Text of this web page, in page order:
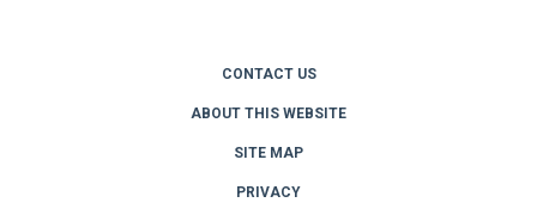
CONTACT US
ABOUT THIS WEBSITE
SITE MAP
PRIVACY